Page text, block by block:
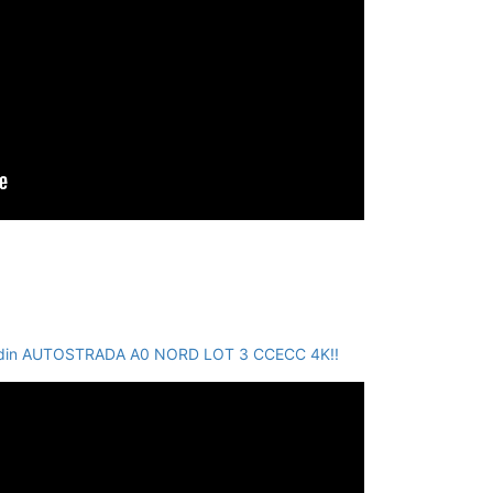
AUTOSTRADA A0 NORD LOT 3 CCECC 4K!!